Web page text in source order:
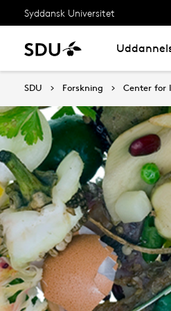
Syddansk Universitet
SDU Forskning Center for